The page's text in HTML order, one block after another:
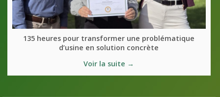
135 heures pour transformer une problématique
d’usine en solution concrète
Voir la suite →